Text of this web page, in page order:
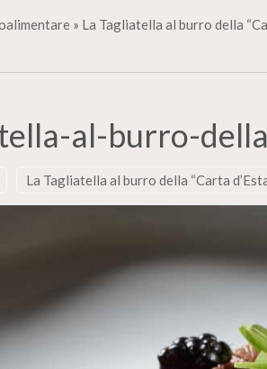
» La Tagliatella al burro della
al-burro-
La Tagliatella al burro della “Carta